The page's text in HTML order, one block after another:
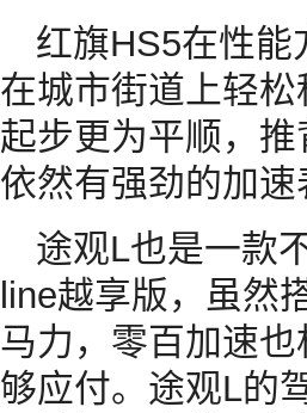
红旗HS5在性
在城市街道上轻
起步更为平顺，
依然有强劲的加速
途观L也是一款
line越享版，虽然
马力，零百加速
够应付。途观L的